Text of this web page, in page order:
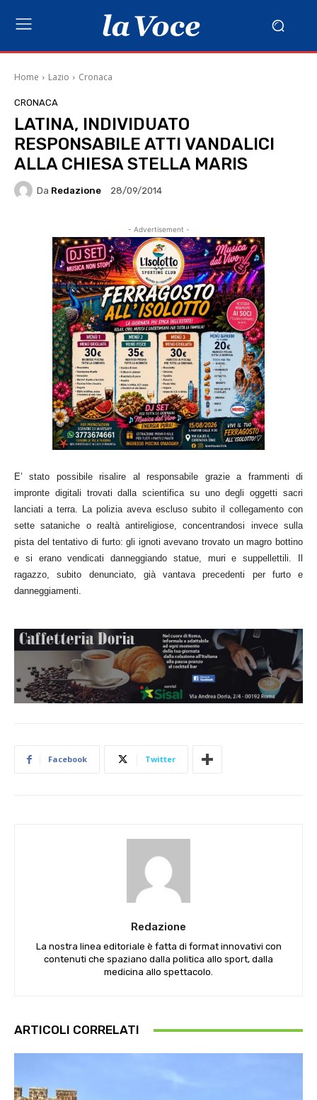
Home Lazio Cronaca
CRONACA
LATINA, INDIVIDUATO
RESPONSABILE ATTI VANDALICI
ALLA CHIESA STELLA MARIS
Da Redazione 28/09/2014
- Advertisement -
E’ stato possibile risalire al responsabile grazie a frammenti di
impronte digitali trovati dalla scientifica su uno degli oggetti sacri
lanciati a terra. La polizia aveva escluso subito il collegamento con
sette sataniche o realtà antireligiose, concentrandosi invece sulla
pista del tentativo di furto: gli ignoti avevano trovato un magro bottino
e si erano vendicati danneggiando statue, muri e suppellettili. Il
ragazzo, subito denunciato, già vantava precedenti per furto e
danneggiamenti.
Facebook Twitter
Redazione
La nostra linea editoriale è fatta di format innovativi con
contenuti che spaziano dalla politica allo sport, dalla
medicina allo spettacolo.
ARTICOLI CORRELATI